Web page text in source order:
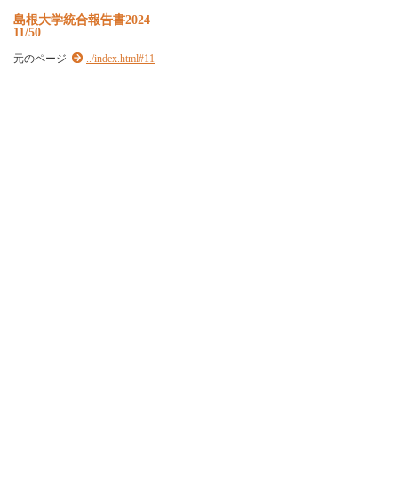
島根大学統合報告書2024
11/50
元のページ ../index.html#11